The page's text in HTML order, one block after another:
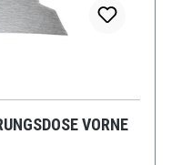
VORNE